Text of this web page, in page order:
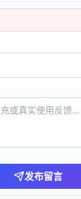
发布留言